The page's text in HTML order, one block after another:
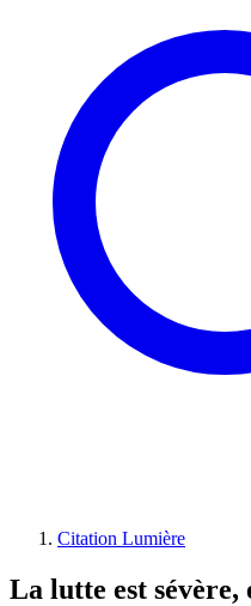
Citation Lumière
La lutte est sévère,